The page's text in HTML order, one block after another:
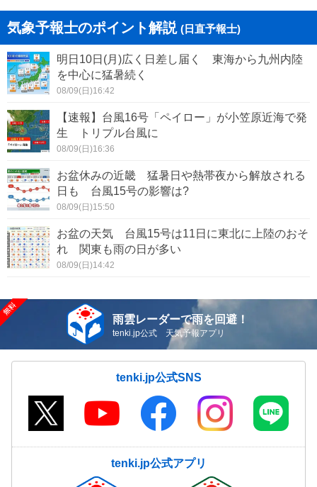
気象予報士のポイント解説 (日直予報士)
明日10日(月)広く日差し届く 東海から九州内陸
を中心に猛暑続く
08/09(日)16:42
【速報】台風16号「ペイロー」が小笠原近海で発
生 トリプル台風に
08/09(日)16:36
お盆休みの近畿 猛暑日や熱帯夜から解放される
日も 台風15号の影響は?
08/09(日)15:50
お盆の天気 台風15号は11日に東北に上陸のおそ
れ 関東も雨の日が多い
08/09(日)14:42
雨雲レーダーで雨を回避！
tenki.jp公式 天気予報アプリ
tenki.jp公式SNS
tenki.jp公式アプリ